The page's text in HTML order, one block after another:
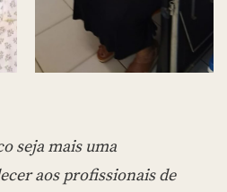
seja mais uma
aos profissionais de